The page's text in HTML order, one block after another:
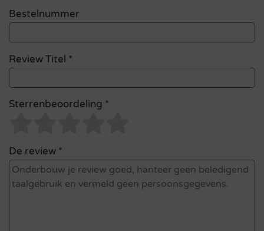
Bestelnummer
Review Titel *
Sterrenbeoordeling *
De review *